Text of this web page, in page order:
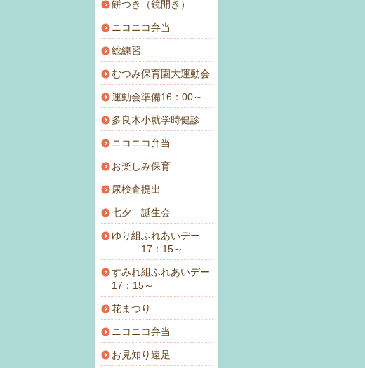
餅つき（鏡開き）
ニコニコ弁当
総練習
むつみ保育園大運動会
運動会準備16：00～
多良木小就学時健診
ニコニコ弁当
お楽しみ保育
尿検査提出
七夕 誕生会
ゆり組ふれあいデー
17：15～
すみれ組ふれあいデー
17：15～
花まつり
ニコニコ弁当
お見知り遠足